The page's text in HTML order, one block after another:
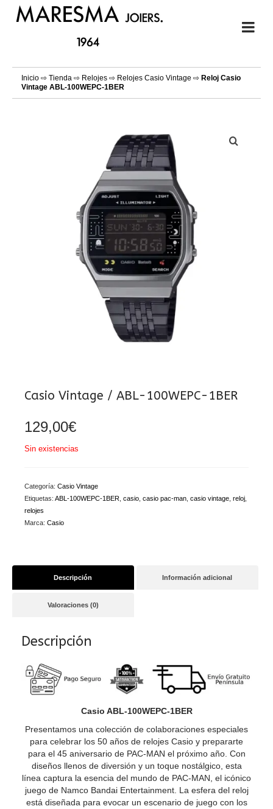
Inicio ⇨ Tienda ⇨ Relojes ⇨ Relojes Casio Vintage ⇨ Reloj Casio
Vintage ABL-100WEPC-1BER
Casio Vintage / ABL-100WEPC-1BER
129,00€
Sin existencias
Categoría: Casio Vintage
Etiquetas: ABL-100WEPC-1BER casio casio pac-man casio vintage reloj
relojes
Marca: Casio
Descripción Información adicional
Valoraciones (0)
Descripción
Casio ABL-100WEPC-1BER
Presentamos una colección de colaboraciones especiales
para celebrar los 50 años de relojes Casio y prepararte
para el 45 aniversario de PAC-MAN el próximo año. Con
diseños llenos de diversión y un toque nostálgico, esta
línea captura la esencia del mundo de PAC-MAN, el icónico
juego de Namco Bandai Entertainment. La esfera del reloj
está diseñada para evocar un escenario de juego con los